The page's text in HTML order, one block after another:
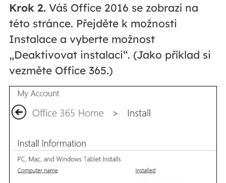
Krok 2.Váš Office 2016 se zobrazí na
této stránce. Přejděte k možnosti
Instalace a vyberte možnost
„Deaktivovat instalaci“. (Jako příklad si
vezměte Office 365.)